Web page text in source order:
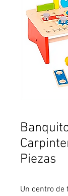
Piezas
Un centro de